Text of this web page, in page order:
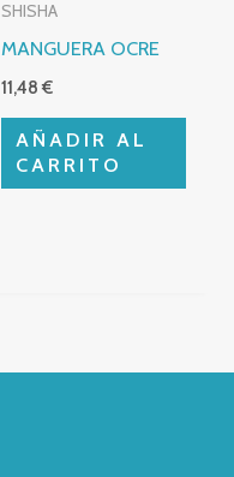
SHISHA
MANGUERA OCRE
11,48€
AÑADIR AL
CARRITO